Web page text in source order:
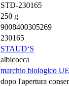
STD-230165
250 g
9008400305269
230165
STAUD‘S
albicocca
marchio biologico
dopo l'apertura